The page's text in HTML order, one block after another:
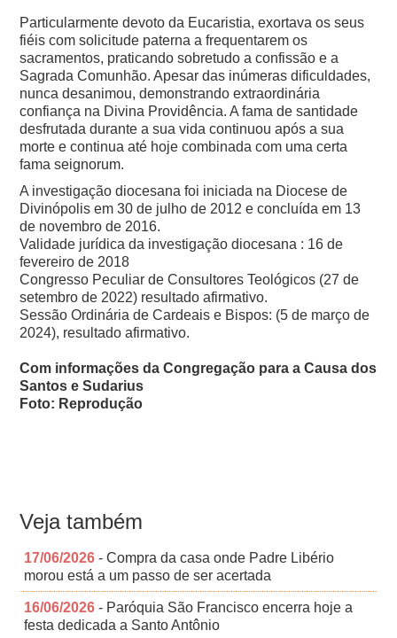
Particularmente devoto da Eucaristia, exortava os seus
fiéis com solicitude paterna a frequentarem os
sacramentos, praticando sobretudo a confissão e a
Sagrada Comunhão. Apesar das inúmeras dificuldades,
nunca desanimou, demonstrando extraordinária
confiança na Divina Providência. A fama de santidade
desfrutada durante a sua vida continuou após a sua
morte e continua até hoje combinada com uma certa
fama seignorum.
A investigação diocesana foi iniciada na Diocese de
Divinópolis em 30 de julho de 2012 e concluída em 13
de novembro de 2016.
Validade jurídica da investigação diocesana : 16 de
fevereiro de 2018
Congresso Peculiar de Consultores Teológicos (27 de
setembro de 2022) resultado afirmativo.
Sessão Ordinária de Cardeais e Bispos: (5 de março de
2024), resultado afirmativo.
Com informações da Congregação para a Causa dos
Santos e Sudarius
Foto: Reprodução
Veja também
17/06/2026 - Compra da casa onde Padre Libério
morou está a um passo de ser acertada
16/06/2026 - Paróquia São Francisco encerra hoje a
festa dedicada a Santo Antônio